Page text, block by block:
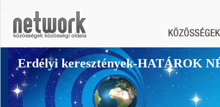
Erdélyi keresztények-HATÁROK